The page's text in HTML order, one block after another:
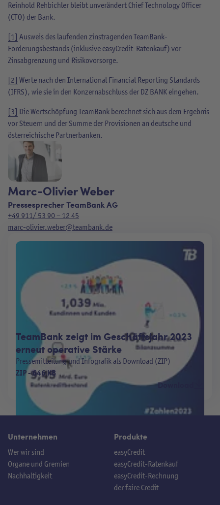
Reinhold Rehbichler bleibt unverändert Chief Technology Officer
(CTO) der Bank.
[1] Ausweis des laufenden zinstragenden TeamBank-
Forderungsbestands (inklusive easyCredit-Ratenkauf) vor
Zinsabgrenzung und Risikovorsorge.
[2] Werte nach den International Financial Reporting Standards
(IFRS), wie sie in den Konzernabschluss der DZ BANK eingehen.
[3] Die Wertschöpfung TeamBank berechnet sich aus dem Ergebnis
vor Steuern und der Summe der Provisionen an deutsche und
österreichische Partnerbanken.
Marc-Olivier Weber
Pressesprecher TeamBank AG
+49 911/ 53 90 – 12 45
marc-olivier.weber@teambank.de
TeamBank zeigt im Geschäftsjahr 2023
erneut operative Stärke
Pressemitteilung und Infografik als Download (ZIP)
ZIP-646 KB
Download
Unternehmen
Wer wir sind
Organe und Gremien
Nachhaltigkeit
Produkte
easyCredit
easyCredit-Ratenkauf
easyCredit-Rechnung
der faire Credit